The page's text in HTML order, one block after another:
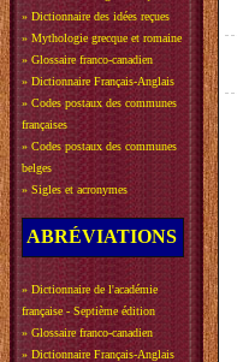
» Dictionnaire des idées reçues
» Mythologie grecque et romaine
» Glossaire franco-canadien
» Dictionnaire Français-Anglais
» Codes postaux des communes
françaises
» Codes postaux des communes
belges
» Sigles et acronymes
ABRÉVIATIONS
» Dictionnaire de l'académie
française - Septième édition
» Glossaire franco-canadien
» Dictionnaire Français-Anglais